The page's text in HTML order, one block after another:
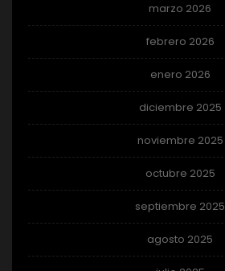
marzo 2026
febrero 2026
enero 2026
diciembre 2025
noviembre 2025
octubre 2025
septiembre 2025
agosto 2025